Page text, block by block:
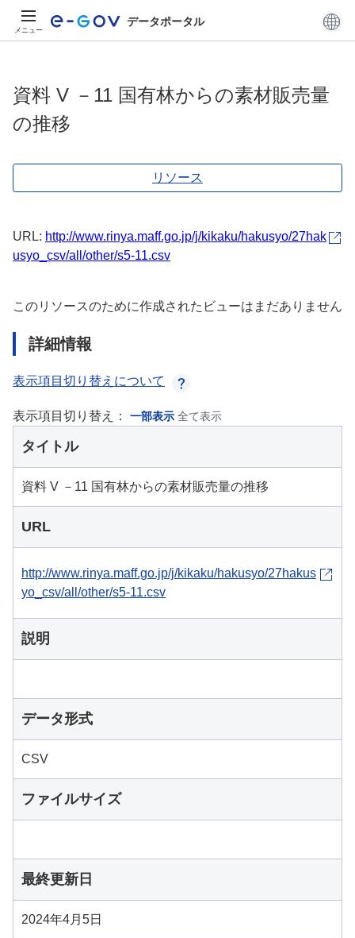
メニュー
データポータル
資料 V －11 国有林からの素材販売量
の推移
リソース
URL: http://www.rinya.maff.go.jp/j/kikaku/hakusyo/27hak
usyo_csv/all/other/s5-11.csv
このリソースのために作成されたビューはまだありません
詳細情報
表示項目切り替えについて
表示項目切り替え： 一部表示 全て表示
タイトル
資料 V －11 国有林からの素材販売量の推移
URL
http://www.rinya.maff.go.jp/j/kikaku/hakusyo/27hakus
yo_csv/all/other/s5-11.csv
説明
データ形式
CSV
ファイルサイズ
最終更新日
2024年4月5日